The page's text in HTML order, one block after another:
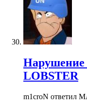
Нарушение
LOBSTER
m1croN ответил